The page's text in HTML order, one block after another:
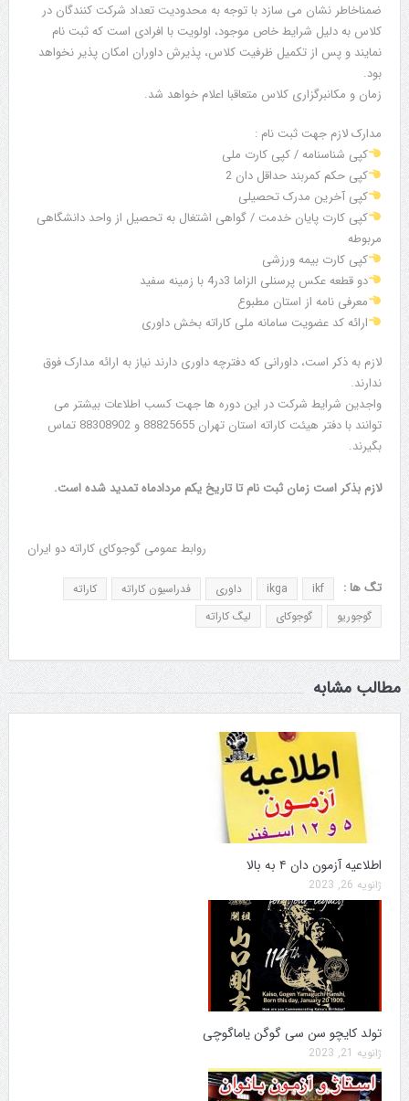
ضمناخاطر نشان می سازد با توجه به محدودیت تعداد شرکت کنندگان در
کلاس به دلیل شرایط خاص موجود، اولویت با افرادی است که ثبت نام
نمایند و پس از تکمیل ظرفیت کلاس، پذیرش داوران امکان پذیر نخواهد
بود.
زمان و مکانبرگزاری کلاس متعاقبا اعلام خواهد شد.
مدارک لازم جهت ثبت نام :
کپی شناسنامه / کپی کارت ملی
کپی حکم کمربند حداقل دان 2
کپی آخرین مدرک تحصیلی
کپی کارت پایان خدمت / گواهی اشتغال به تحصیل از واحد دانشگاهی
مربوطه
کپی کارت بیمه ورزشی
دو قطعه عکس پرسنلی الزاما 3در4 با زمینه سفید
معرفی نامه از استان مطبوع
ارائه کد عضویت سامانه ملی کاراته بخش داوری
لازم به ذكر است، داورانی که دفترچه داوری دارند نیاز به ارائه مدارک فوق
ندارند.
واجدین شرایط شرکت در این دوره ها جهت کسب اطلاعات بیشتر می
توانند با دفتر هیئت کاراته استان تهران 88825655 و 88308902 تماس
بگیرند.
لازم بذکر است زمان ثبت نام تا تاریخ یکم مردادماه تمدید شده است.
روابط عمومی گوجوکای کاراته دو ایران
تگ ها : ikf
ikga داوری فدراسیون کاراته
کاراته
گوجوریو
گوجوکای لیگ کاراته
مطالب مشابه
اطلاعیه آزمون دان ۴ به بالا
ژانویه 26, 2023
تولد کایچو سن سی گوگن یاماگوچی
ژانویه 21, 2023